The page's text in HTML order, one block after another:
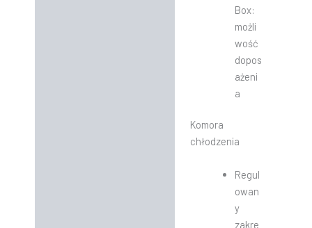
Box:
możli
wość
dopos
ażeni
a
Komora
chłodzenia
Regul
owan
y
zakre